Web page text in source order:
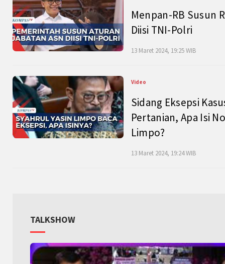
Menpan-RB Susun
Diisi TNI-Polri
13 Maret 2024, 19:25 WIB
Video
Sidang Eksepsi
Pertanian, Apa Isi
Limpo?
13 Maret 2024, 19:24 WIB
TALKSHOW